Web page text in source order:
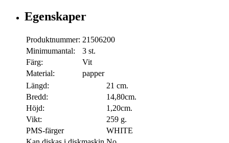
Egenskaper
Produktnummer: 21506200
Minimumantal:
3 st.
Färg:
Vit
Material:
papper
Längd:
21 cm.
Bredd:
14,80cm.
Höjd:
1,20cm.
Vikt:
259 g.
PMS-färger
WHITE